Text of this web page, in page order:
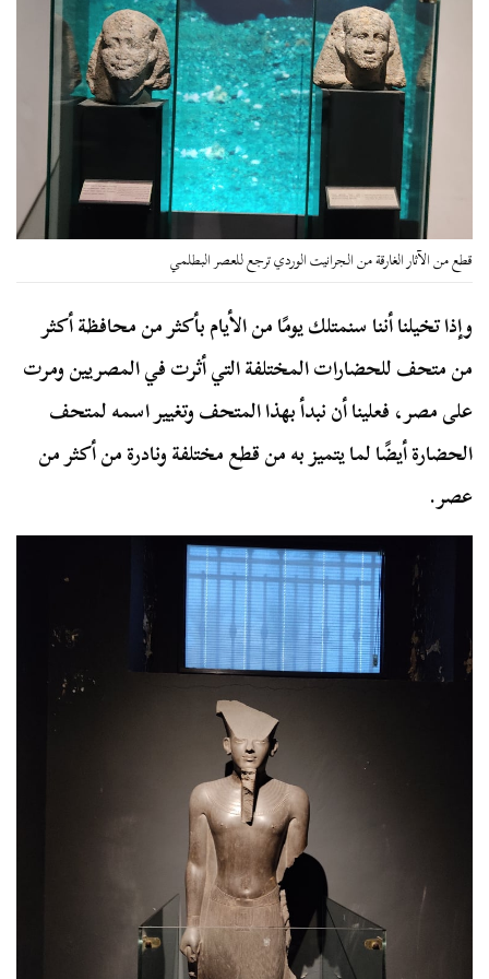
قطع من الآثار الغارقة من الجرانيت الوردي ترجع للعصر البطلمي
وإذا تخيلنا أننا سنمتلك يومًا من الأيام بأكثر من محافظة أكثر
من متحف للحضارات المختلفة التي أثرت في المصريين ومرت
على مصر، فعلينا أن نبدأ بهذا المتحف وتغيير اسمه لمتحف
الحضارة أيضًا لما يتميز به من قطع مختلفة ونادرة من أكثر من
عصر.